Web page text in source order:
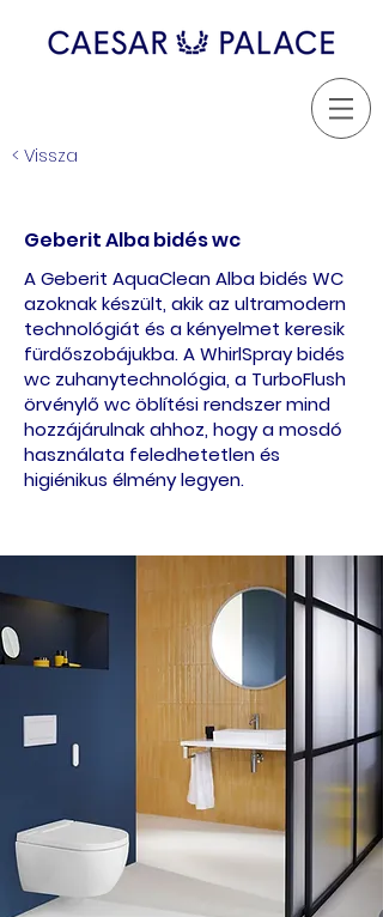
< Vissza
Geberit Alba bidés wc
A Geberit AquaClean Alba bidés WC
azoknak készült, akik az ultramodern
technológiát és a kényelmet keresik
fürdőszobájukba. A WhirlSpray bidés
wc zuhanytechnológia, a TurboFlush
örvénylő wc öblítési rendszer mind
hozzájárulnak ahhoz, hogy a mosdó
használata feledhetetlen és
higiénikus élmény legyen.